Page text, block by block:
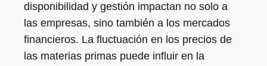
disponibilidad y gestión impactan no solo a
las empresas, sino también a los mercados
financieros. La fluctuación en los precios de
las materias primas puede influir en la